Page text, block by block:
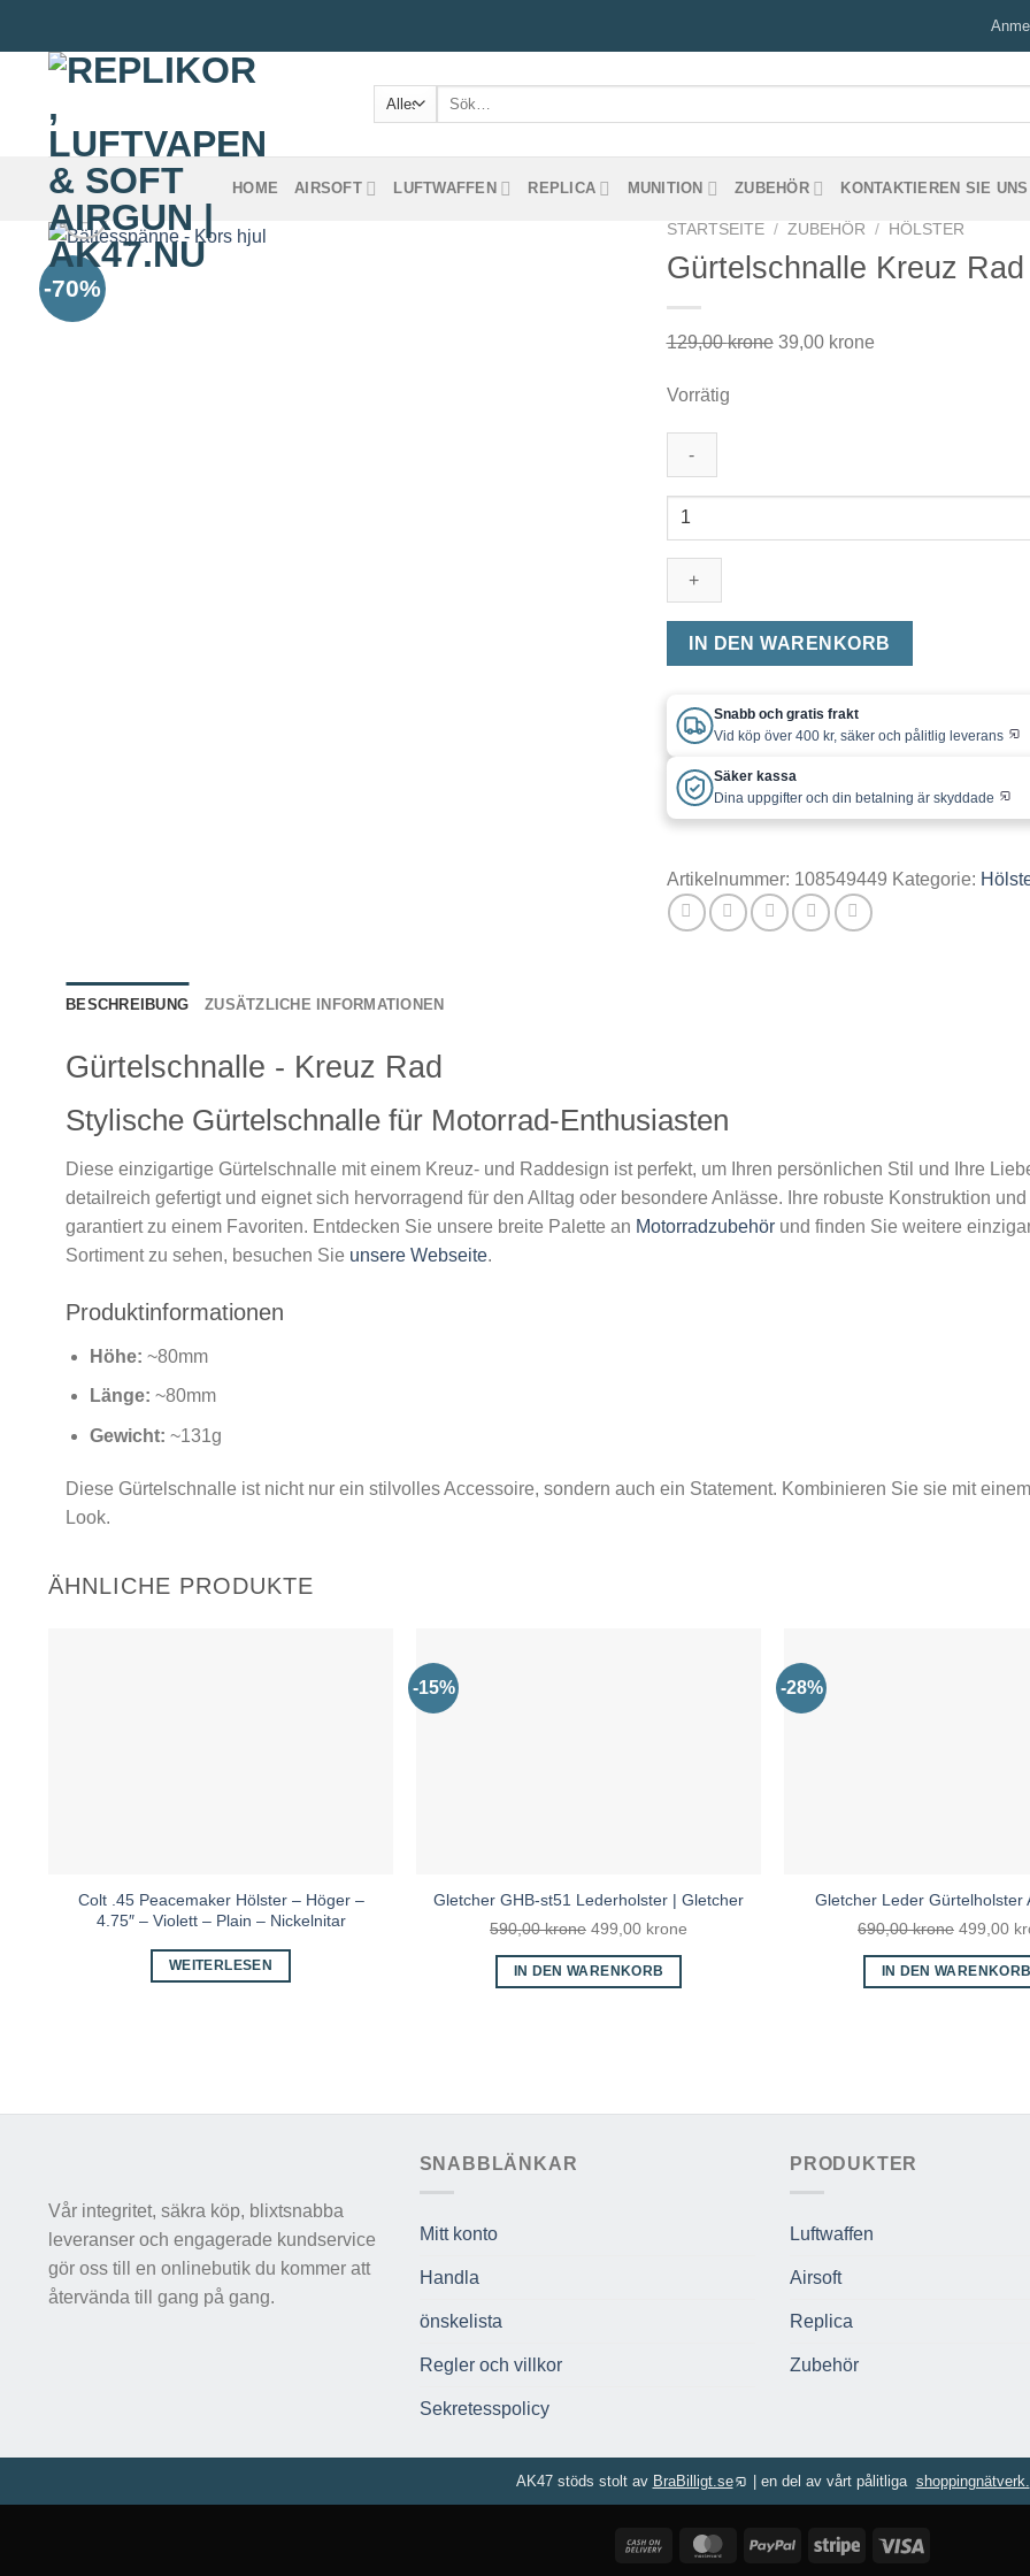
springen
Suche
HOME AIRSOFT LUFTWAFFEN REPLICA MUNITION ZUBEHÖR KONTAKTIEREN SIE UNS
-70%
STARTSEITE / ZUBEHÖR / HÖLSTER
Gürtelschnalle Kreuz
129,00krone Ursprünglicher
39,00 kroneAktueller
Vorrätig
Bältesspänne
Kors
hjul
IN DEN WARENKORB
Snabb och gratis frakt
Vid köp över 400 kr, säker och pålitlig leverans
Säker kassa
Dina uppgifter och din betalning är skyddade
Artikelnummer: 108549449 Kategorie:
BESCHREIBUNG ZUSÄTZLICHE INFORMATIONEN
Gürtelschnalle - Kreuz Rad
Stylische Gürtelschnalle für Motorrad-Enthusiasten
Diese einzigartige Gürtelschnalle mit einem Kreuz- und Raddesign ist perfekt, um Ihren persönlichen Stil und Ihre
detailreich gefertigt und eignet sich hervorragend für den Alltag oder besondere Anlässe. Ihre robuste Konstruktion
garantiert zu einem Favoriten. Entdecken Sie unsere breite Palette an Motorradzubehör und finden Sie weitere
Sortiment zu sehen, besuchen Sie unsere Webseite.
Produktinformationen
Höhe: ~80mm
Länge: ~80mm
Gewicht: ~131g
Diese Gürtelschnalle ist nicht nur ein stilvolles Accessoire, sondern auch ein Statement. Kombinieren Sie sie mit
Look.
ÄHNLICHE PRODUKTE
Colt .45 Peacemaker Hölster – Höger –
4.75″ – Violett – Plain – Nickelnitar
WEITERLESEN
-15%
Gletcher GHB-st51 Lederholster | Gletcher
590,00krone Ursprünglicher
Preis
war:
499,00 krone
IN DEN WARENKORB
-28%
Gletcher Leder Gürtelholster
690,00krone
Preis
war:
499,00
IN DEN WARENKORB
Vår integritet, säkra köp, blixtsnabba
leveranser och engagerade kundservice
gör oss till en onlinebutik du kommer att
återvända till gang på gang.
SNABBLÄNKAR
Mitt konto
Handla
önskelista
Regler och villkor
Sekretesspolicy
PRODUKTER
Luftwaffen
Airsoft
Replica
Zubehör
AK47 stöds stolt av BraBilligt.se en del av vårt pålitliga shoppingnätverk.